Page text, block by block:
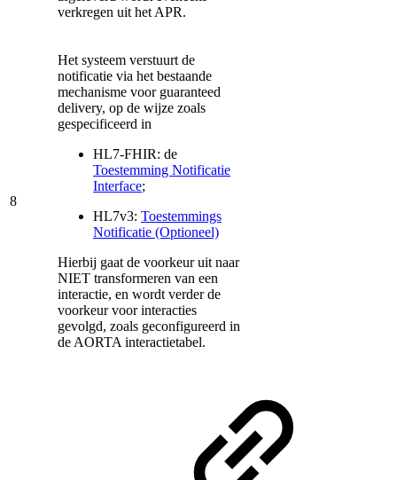
verkregen uit het APR.
8
Het systeem verstuurt de
notificatie via het bestaande
mechanisme voor guaranteed
delivery, op de wijze zoals
gespecificeerd in
HL7-FHIR: de
Toestemming Notificatie
Interface;
HL7v3: Toestemmings
Notificatie (Optioneel)
Hierbij gaat de voorkeur uit naar
NIET transformeren van een
interactie, en wordt verder de
voorkeur voor interacties
gevolgd, zoals geconfigureerd in
de AORTA interactietabel.